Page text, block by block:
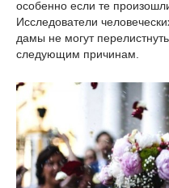
особенно если те
Исследователи
дамы не могут
следующим причинам.